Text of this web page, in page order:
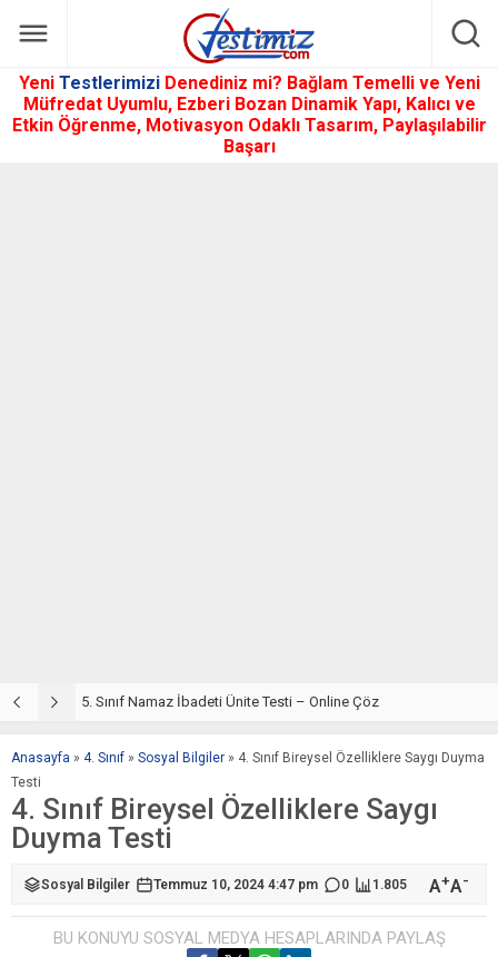
Yeni Testlerimizi Denediniz mi? Bağlam Temelli ve Yeni
Müfredat Uyumlu, Ezberi Bozan Dinamik Yapı, Kalıcı ve
Etkin Öğrenme, Motivasyon Odaklı Tasarım, Paylaşılabilir
Başarı
5. Sınıf Namaz İbadeti Ünite Testi – Online Çöz
Anasayfa » 4. Sınıf » Sosyal Bilgiler » 4. Sınıf Bireysel Özelliklere Saygı Duyma
Testi
4. Sınıf Bireysel Özelliklere Saygı
Duyma Testi
Sosyal Bilgiler Temmuz 10, 2024 4:47 pm 0 1.805 A+A-
BU KONUYU SOSYAL MEDYA HESAPLARINDA PAYLAŞ